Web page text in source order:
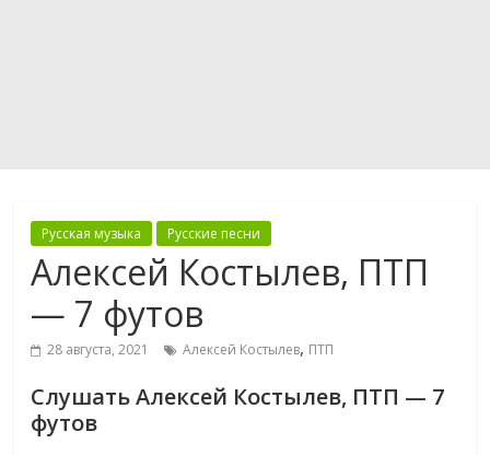
Русская музыка Русские песни
Алексей Костылев, ПТП
— 7 футов
28 августа, 2021 Алексей Костылев, ПТП
Слушать Алексей Костылев, ПТП — 7
футов